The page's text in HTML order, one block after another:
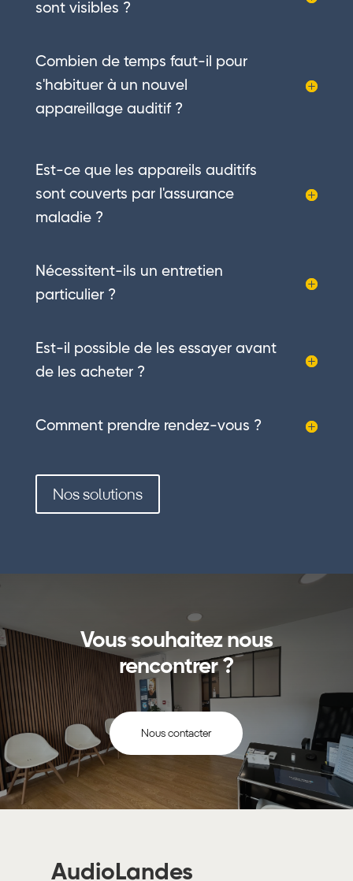
sont visibles ?
Combien de temps faut-il pour
s'habituer à un nouvel
appareillage auditif ?
Est-ce que les appareils auditifs
sont couverts par l'assurance
maladie ?
Nécessitent-ils un entretien
particulier ?
Est-il possible de les essayer avant
de les acheter ?
Comment prendre rendez-vous ?
Nos solutions
Vous souhaitez nous
rencontrer ?
Nous contacter
AudioLandes